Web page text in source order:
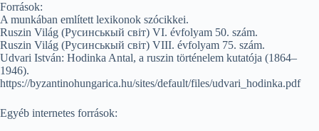
Források:
A munkában említett lexikonok szócikkei.
Ruszin Világ (Русинськый світ) VI. évfolyam 50. szám.
Ruszin Világ (Русинськый світ) VIII. évfolyam 75. szám.
Udvari István: Hodinka Antal, a ruszin történelem kutatója (1864–
1946).
https://byzantinohungarica.hu/sites/default/files/udvari_hodinka.pdf
Egyéb internetes források: